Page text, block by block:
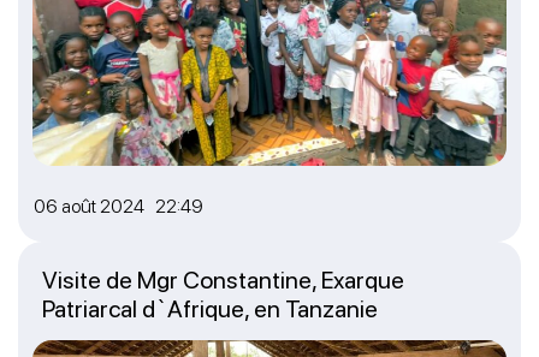
06 août 2024 22:49
Visite de Mgr Constantine, Exarque
Patriarcal d`Afrique, en Tanzanie